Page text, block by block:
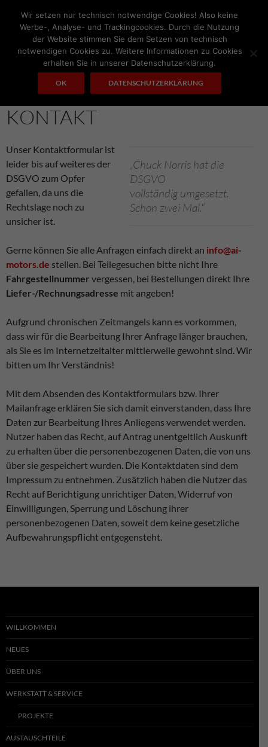
Inhalt
springen
A.I. MOTORS
Suchen
KONTAKT
„Chuck Norris hat die
DSGVO
vollständig umgesetzt.
Schon zwei Mal.“
Unser Kontaktformular ist
leider bis auf weiteres der
DSGVO zum Opfer
gefallen, da uns die
Rechtslage noch zu
unsicher ist.
Gerne können Sie alle Anfragen einfach direkt an info@ai-
motors.de stellen. Bei Teilegesuchen bitte nicht Ihre
Fahrgestellnummer vergessen, bei Bestellungen direkt Ihre
Liefer-/Rechnungsadresse mit angeben!
Aufgrund chronischen Zeitmangels kann es vorkommen,
dass wir für die Bearbeitung Ihrer Anfrage länger brauchen,
als Sie es im Internetzeitalter mittlerweile gewohnt sind. Wir
bitten um Ihr Verständnis!
Mit dem Absenden des Kontaktformulars bzw. Ihrer
Mailanfrage erklären Sie sich damit einverstanden, dass Ihre
Daten zur Bearbeitung Ihres Anliegens verwendet werden.
Nutzer haben das Recht, auf Antrag unentgeltlich Auskunft
zu erhalten über die personenbezogenen Daten, die von uns
über sie gespeichert wurden. Die Kontaktdaten sind dem
Impressum zu entnehmen. Zusätzlich haben die Nutzer das
Recht auf Berichtigung unrichtiger Daten, Widerruf von
Einwilligungen, Sperrung und Löschung ihrer
personenbezogenen Daten, soweit dem keine gesetzliche
Aufbewahrungspflicht entgegensteht.
WILLKOMMEN
NEUES
ÜBER UNS
WERKSTATT & SERVICE
PROJEKTE
AUSTAUSCHTEILE
Wir setzen nur technisch notwendige Cookies! Also keine
Werbe-, Analyse- und Trackingcookies. Durch die Nutzung
der Website stimmen Sie dem Setzen von technisch
notwendigen Cookies zu. Weitere Informationen zu Cookies
erhalten Sie in unserer Datenschutzerklärung.
OK DATENSCHUTZERKLÄRUNG